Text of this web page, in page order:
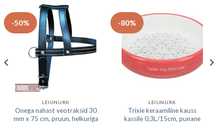
-50%
LEIUNURK
Onega nahast veotraksid 30
mm x 75 cm, pruun, helkuriga
-80%
LEIUNURK
Trixie keraamiline kauss
kassile 0,3L/15cm, punane